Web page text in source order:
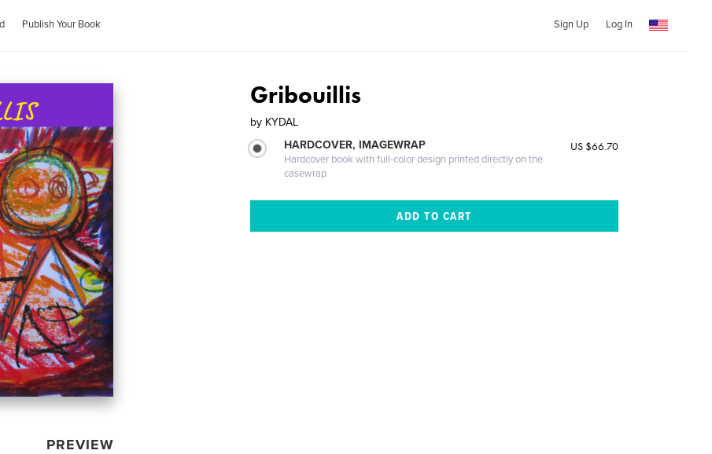
Publish Your Book Sign Up Log In
PREVIEW
Gribouillis
by KYDAL
HARDCOVER, IMAGEWRAP
Hardcover book with full-color design printed directly on the
casewrap
US $66.70